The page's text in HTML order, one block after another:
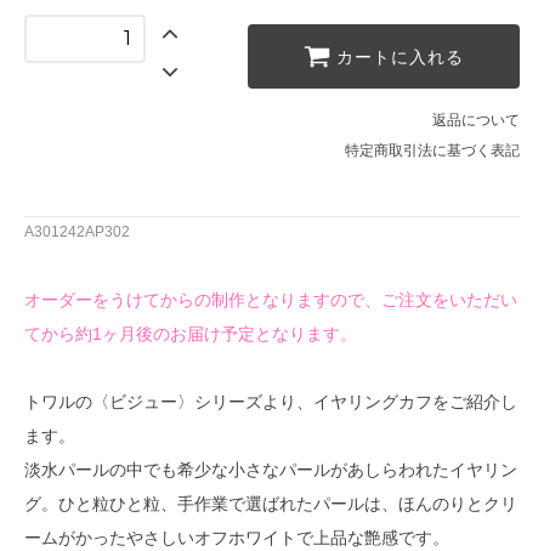
カートに入れる
返品について
特定商取引法に基づく表記
A301242AP302
オーダーをうけてからの制作となりますので、ご注文をいただい
てから約1ヶ月後のお届け予定となります。
トワルの〈ビジュー〉シリーズより、イヤリングカフをご紹介し
ます。
淡水パールの中でも希少な小さなパールがあしらわれたイヤリン
グ。ひと粒ひと粒、手作業で選ばれたパールは、ほんのりとクリ
ームがかったやさしいオフホワイトで上品な艶感です。